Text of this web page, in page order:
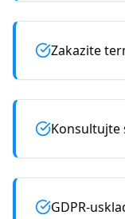
Zakazite
Konsultujte
GDPR-